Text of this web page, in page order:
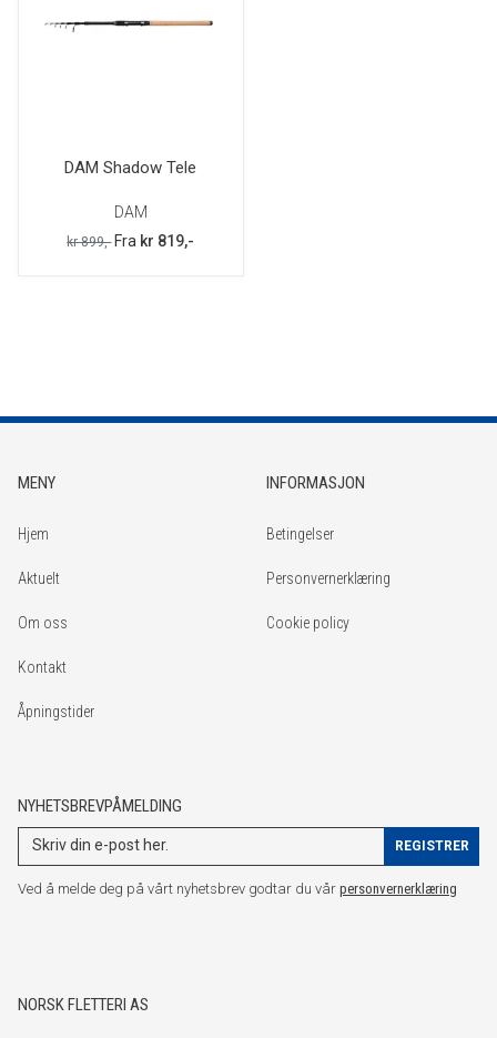
DAM Shadow Tele
DAM
kr 899,- Fra kr 819,-
MENY
Hjem
Aktuelt
Om oss
Kontakt
Åpningstider
INFORMASJON
Betingelser
Personvernerklæring
Cookie policy
NYHETSBREVPÅMELDING
Ved å melde deg på vårt nyhetsbrev godtar du vår personvernerklæring
NORSK FLETTERI AS